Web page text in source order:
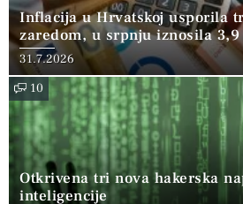
Inflacija u Hrvatskoj usporila
zaredom, u srpnju iznosila 3,9
31.7.2026
10
Otkrivena tri nova hakerska
inteligencije